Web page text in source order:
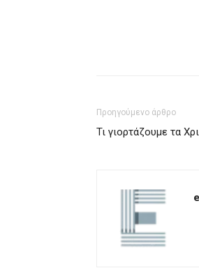
Προηγούμενο άρθρο
Τι γιορτάζουμε τα